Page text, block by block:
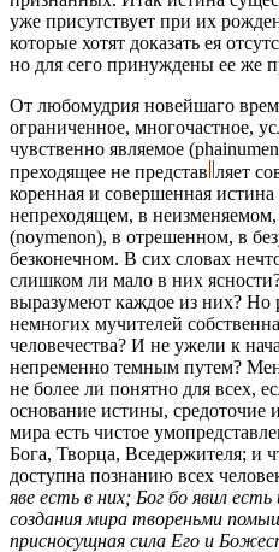
уже присутствует при их
которые хотят доказать ея
но для сего принуждены ее же
От любомудрия новейшаго
ограниченное, многочастное,
чувственно являемое
преходящее не представ ляет
коренная и совершенная
непреходящем, в
(noymenon), в отрешенном, в
безконечном. В сих словах
слишком ли мало в них
выразумеют каждое из них? Но
немногих мучителей
человечества? И не ужели к
непременно темным путем?
не более ли понятно для всех,
основание истины, средоточие
мира есть чистое
Бога, Творца, Вседержителя; и
доступна познанию всех
яве есть в них; Бог бо явил
создания мира твореньми
присносущная сила Его и